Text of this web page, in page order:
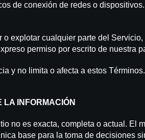
de conexión de redes o
explotar cualquier parte del
permiso por escrito de nuestra
y no limita o afecta a estos Términos.
INFORMACIÓN
no es exacta, completa o actual. El
base para la toma de decisiones